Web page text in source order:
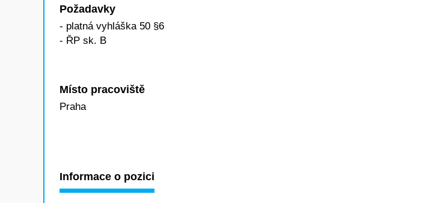
Požadavky
- platná vyhláška 50 §6
- ŘP sk. B
Místo pracoviště
Praha
Informace o pozici